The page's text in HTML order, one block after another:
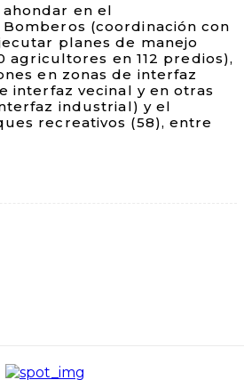
en el
(coordinación con
planes de manejo
agricultores en 112 predios),
en zonas de interfaz
interfaz vecinal y en otras
industrial) y el
recreativos (58), entre